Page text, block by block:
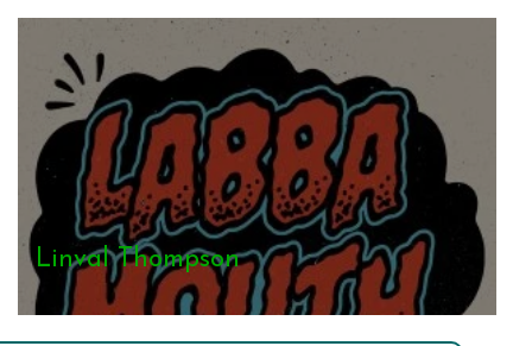
Linval Thompson